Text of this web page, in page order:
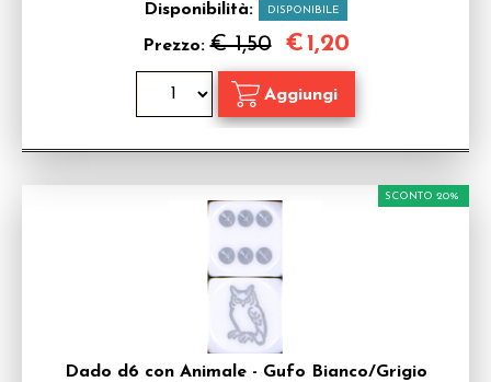
Disponibilità: DISPONIBILE
Prezzo:€ 1,50 €1,20
Dado d6 con Animale - Gufo Bianco/Grigio
SCONTO 20%